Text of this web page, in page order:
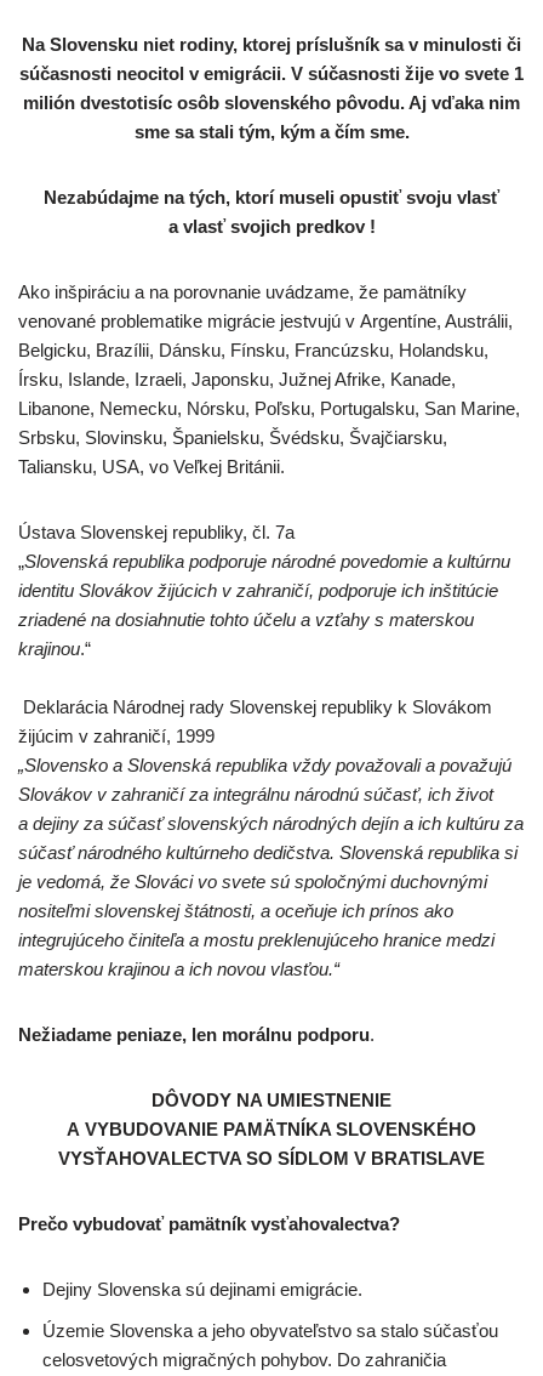
Na Slovensku niet rodiny, ktorej príslušník sa v minulosti či
súčasnosti neocitol v emigrácii. V súčasnosti žije vo svete 1
milión dvestotisíc osôb slovenského pôvodu. Aj vďaka nim
sme sa stali tým, kým a čím sme.
Nezabúdajme na tých, ktorí museli opustiť svoju vlasť
a vlasť svojich predkov !
Ako inšpiráciu a na porovnanie uvádzame, že pamätníky
venované problematike migrácie jestvujú v Argentíne, Austrálii,
Belgicku, Brazílii, Dánsku, Fínsku, Francúzsku, Holandsku,
Írsku, Islande, Izraeli, Japonsku, Južnej Afrike, Kanade,
Libanone, Nemecku, Nórsku, Poľsku, Portugalsku, San Marine,
Srbsku, Slovinsku, Španielsku, Švédsku, Švajčiarsku,
Taliansku, USA, vo Veľkej Británii.
Ústava Slovenskej republiky, čl. 7a
„Slovenská republika podporuje národné povedomie a kultúrnu
identitu Slovákov žijúcich v zahraničí, podporuje ich inštitúcie
zriadené na dosiahnutie tohto účelu a vzťahy s materskou
krajinou.“
Deklarácia Národnej rady Slovenskej republiky k Slovákom
žijúcim v zahraničí, 1999
„Slovensko a Slovenská republika vždy považovali a považujú
Slovákov v zahraničí za integrálnu národnú súčasť, ich život
a dejiny za súčasť slovenských národných dejín a ich kultúru za
súčasť národného kultúrneho dedičstva. Slovenská republika si
je vedomá, že Slováci vo svete sú spoločnými duchovnými
nositeľmi slovenskej štátnosti, a oceňuje ich prínos ako
integrujúceho činiteľa a mostu preklenujúceho hranice medzi
materskou krajinou a ich novou vlasťou.“
Nežiadame peniaze, len morálnu podporu.
DÔVODY NA UMIESTNENIE
A VYBUDOVANIE PAMÄTNÍKA SLOVENSKÉHO
VYSŤAHOVALECTVA SO SÍDLOM V BRATISLAVE
Prečo vybudovať pamätník vysťahovalectva?
Dejiny Slovenska sú dejinami emigrácie.
Územie Slovenska a jeho obyvateľstvo sa stalo súčasťou
celosvetových migračných pohybov. Do zahraničia